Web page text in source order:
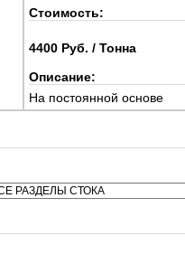
Стоимость:
4400 Руб. / Тонна
Описание:
На постоянной основе